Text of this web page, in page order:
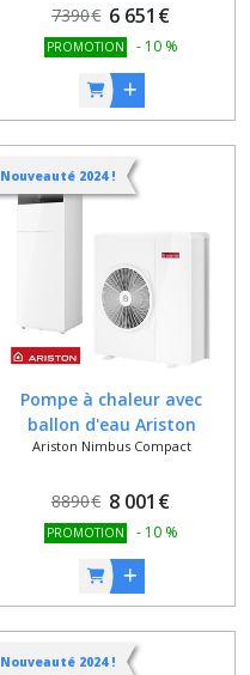
7390€ 6 651 €
PROMOTION - 10 %
Nouveauté 2024 !
Pompe à chaleur avec
ballon d'eau Ariston
NIMBUS COMPACT 80 ST
Ariston Nimbus Compact
8890€ 8 001 €
PROMOTION - 10 %
Nouveauté 2024 !